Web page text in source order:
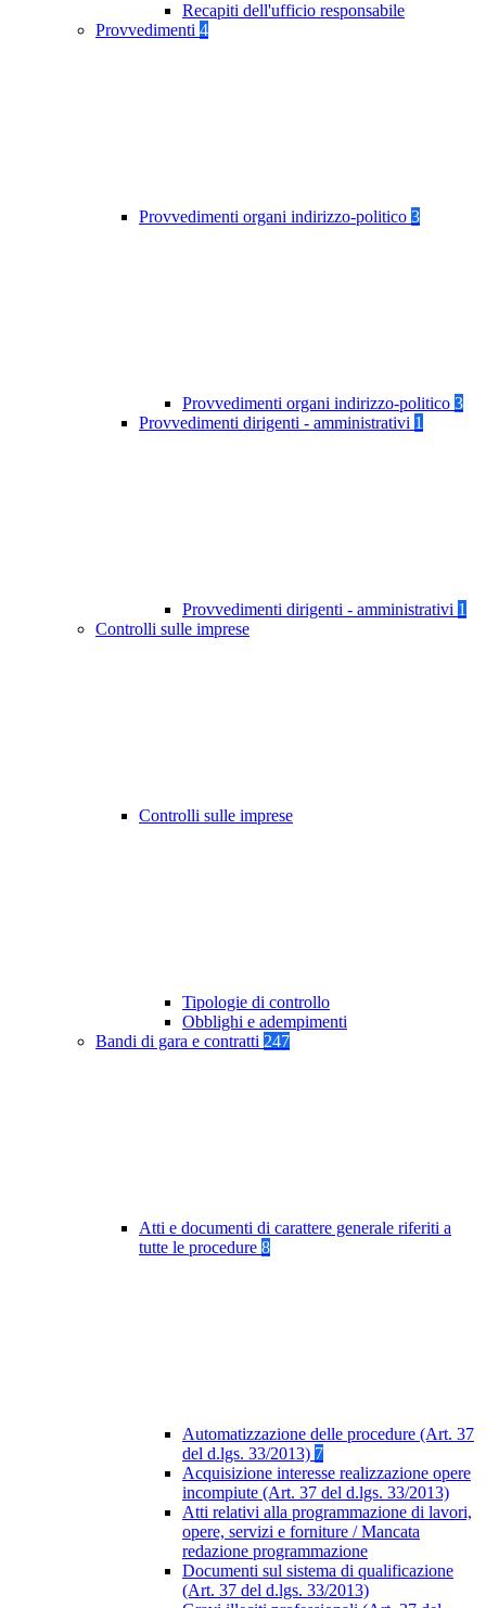
Recapiti dell'ufficio responsabile
Provvedimenti 4
Provvedimenti organi indirizzo-politico 3
Provvedimenti organi indirizzo-politico 3
Provvedimenti dirigenti - amministrativi 1
Provvedimenti dirigenti - amministrativi 1
Controlli sulle imprese
Controlli sulle imprese
Tipologie di controllo
Obblighi e adempimenti
Bandi di gara e contratti 247
Atti e documenti di carattere generale riferiti a
tutte le procedure 8
Automatizzazione delle procedure (Art. 37
del d.lgs. 33/2013) 7
Acquisizione interesse realizzazione opere
incompiute (Art. 37 del d.lgs. 33/2013)
Atti relativi alla programmazione di lavori,
opere, servizi e forniture / Mancata
redazione programmazione
Documenti sul sistema di qualificazione
(Art. 37 del d.lgs. 33/2013)